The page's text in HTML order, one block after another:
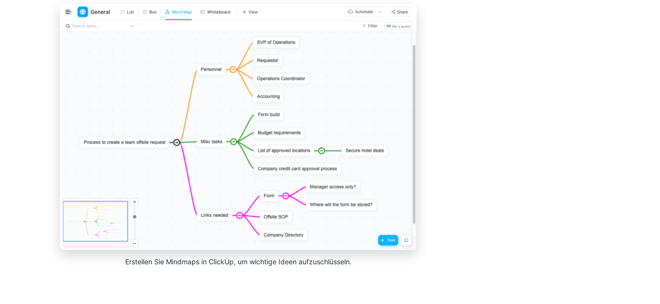
Erstellen Sie Mindmaps in ClickUp, um wichtige Ideen aufzuschlüsseln.